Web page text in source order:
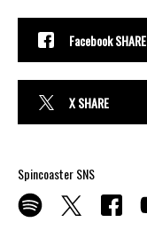
Facebook SHARE
X SHARE
Spincoaster SNS